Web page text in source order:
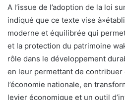
A l’issue de l’adoption de la loi
indiqué que ce texte vise
moderne et équilibrée qui
et la protection du patrimoine
rôle dans le développement
en leur permettant de contribuer
l’économie nationale, en
levier économique et un outil